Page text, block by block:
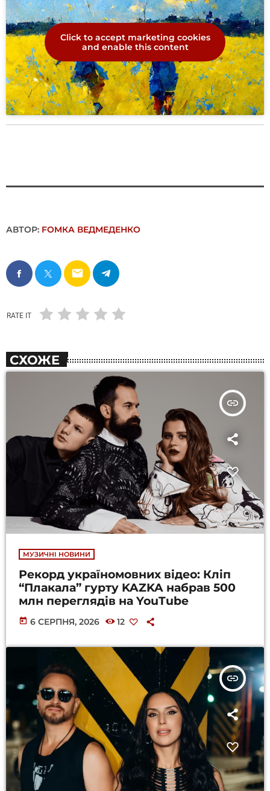
Click to accept marketing cookies
and enable this content
АВТОР: FОMКА ВЕДМЕДЕНКО
email
RATE IT
СХОЖЕ
insert_link
МУЗИЧНІ НОВИНИ
Рекорд україномовних відео: Кліп
“Плакала” гурту KAZKA набрав 500
млн переглядів на YouTube
today 6 СЕРПНЯ, 2026 12
insert_link